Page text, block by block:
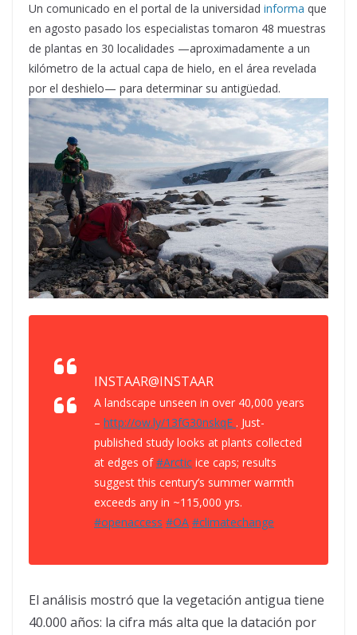
Un comunicado en el portal de la universidad informa que
en agosto pasado los especialistas tomaron 48 muestras
de plantas en 30 localidades —aproximadamente a un
kilómetro de la actual capa de hielo, en el área revelada
por el deshielo— para determinar su antigüedad.
INSTAAR@INSTAAR
A landscape unseen in over 40,000 years
– http://ow.ly/13fG30nskqE . Just-
published study looks at plants collected
at edges of#Arctic ice caps; results
suggest this century’s summer warmth
exceeds any in ~115,000 yrs.
#openaccess #OA #climatechange
El análisis mostró que la vegetación antigua tiene
40.000 años: la cifra más alta que la datación por